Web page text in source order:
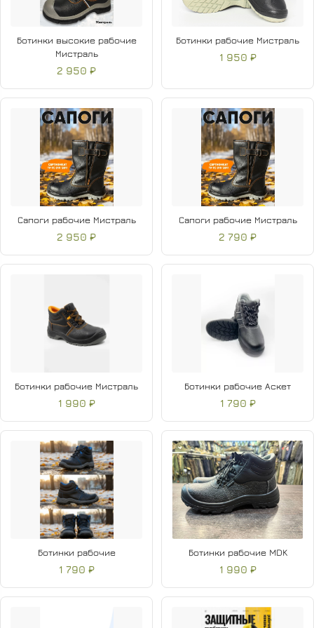
Ботинки высокие рабочие
Мистраль
2 950 ₽
Ботинки рабочие Мистраль
1 950 ₽
Сапоги рабочие Мистраль
2 950 ₽
Сапоги рабочие Мистраль
2 790 ₽
Ботинки рабочие Мистраль
1 990 ₽
Ботинки рабочие Аскет
1 790 ₽
Ботинки рабочие
1 790 ₽
Ботинки рабочие MDK
1 990 ₽